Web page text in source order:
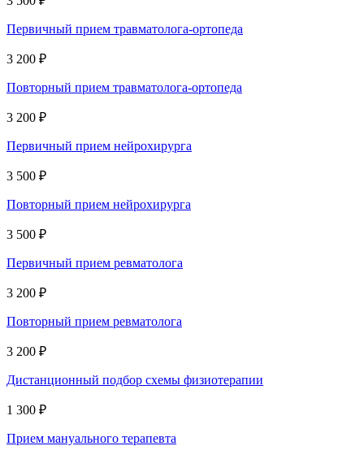
Первичный прием травматолога-ортопеда
3 200 ₽
Повторный прием травматолога-ортопеда
3 200 ₽
Первичный прием нейрохирурга
3 500 ₽
Повторный прием нейрохирурга
3 500 ₽
Первичный прием ревматолога
3 200 ₽
Повторный прием ревматолога
3 200 ₽
Дистанционный подбор схемы физиотерапии
1 300 ₽
Прием мануального терапевта